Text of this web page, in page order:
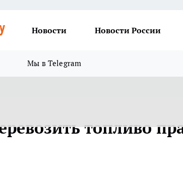
Новости Новости России
Мы в Telegram
топливо